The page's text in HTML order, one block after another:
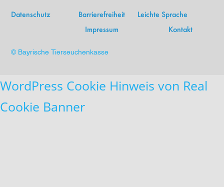
Datenschutz Barrierefreiheit
Leichte Sprache
Impressum
Kontakt
© Bayrische Tierseuchenkasse
WordPress Cookie Hinweis von Real
Cookie Banner